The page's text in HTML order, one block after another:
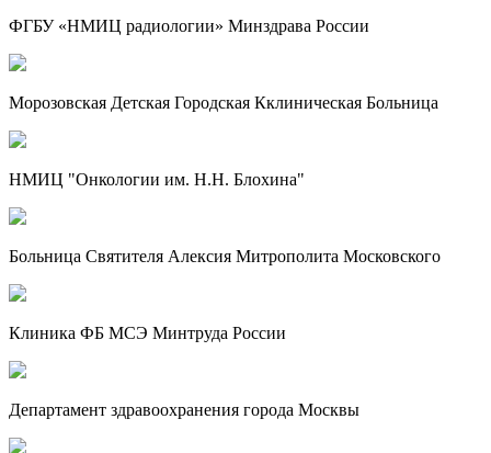
ФГБУ «НМИЦ радиологии» Минздрава России
Морозовская Детская Городская Кклиническая Больница
НМИЦ "Онкологии им. Н.Н. Блохина"
Больница Святителя Алексия Митрополита Московского
Клиника ФБ МСЭ Минтруда России
Департамент здравоохранения города Москвы